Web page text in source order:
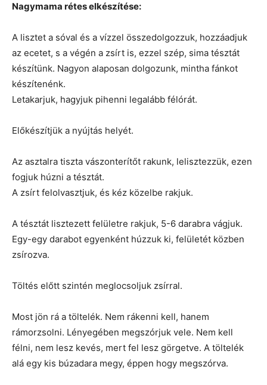
Nagymama rétes elkészítése:
A lisztet a sóval és a vízzel összedolgozzuk, hozzáadjuk
az ecetet, s a végén a zsírt is, ezzel szép, sima tésztát
készítünk. Nagyon alaposan dolgozunk, mintha fánkot
készítenénk.
Letakarjuk, hagyjuk pihenni legalább félórát.
Előkészítjük a nyújtás helyét.
Az asztalra tiszta vászonterítőt rakunk, lelisztezzük, ezen
fogjuk húzni a tésztát.
A zsírt felolvasztjuk, és kéz közelbe rakjuk.
A tésztát lisztezett felületre rakjuk, 5-6 darabra vágjuk.
Egy-egy darabot egyenként húzzuk ki, felületét közben
zsírozva.
Töltés előtt szintén meglocsoljuk zsírral.
Most jön rá a töltelék. Nem rákenni kell, hanem
rámorzsolni. Lényegében megszórjuk vele. Nem kell
félni, nem lesz kevés, mert fel lesz görgetve. A töltelék
alá egy kis búzadara megy, éppen hogy megszórva.